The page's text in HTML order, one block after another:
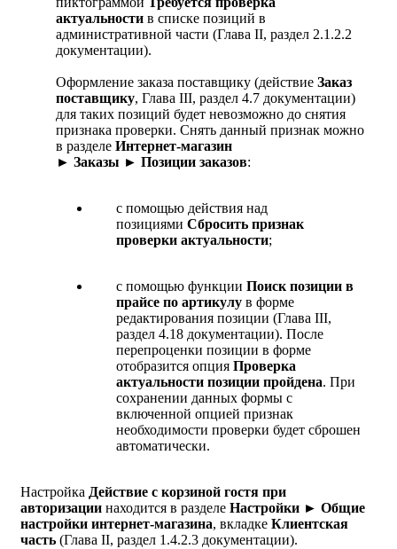
актуальности в списке позиций в
административной части (Глава II, раздел 2.1.2.2
документации).
Оформление заказа поставщику (действие Заказ
поставщику, Глава III, раздел 4.7 документации)
для таких позиций будет невозможно до снятия
признака проверки. Снять данный признак можно
в разделе Интернет-магазин
► Заказы ► Позиции заказов:
с помощью действия над
позициями Сбросить признак
проверки актуальности;
с помощью функции Поиск позиции в
прайсе по артикулу в форме
редактирования позиции (Глава III,
раздел 4.18 документации). После
перепроценки позиции в форме
отобразится опция Проверка
актуальности позиции пройдена. При
сохранении данных формы с
включенной опцией признак
необходимости проверки будет сброшен
автоматически.
Настройка Действие с корзиной гостя при
авторизации находится в разделе Настройки ► Общие
настройки интернет-магазина, вкладке Клиентская
часть (Глава II, раздел 1.4.2.3 документации).